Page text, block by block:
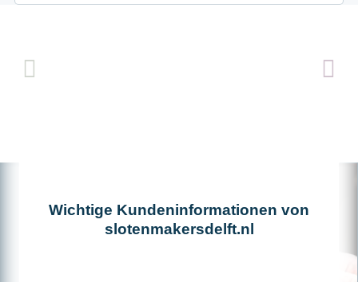
Wichtige Kundeninformationen von
slotenmakersdelft.nl